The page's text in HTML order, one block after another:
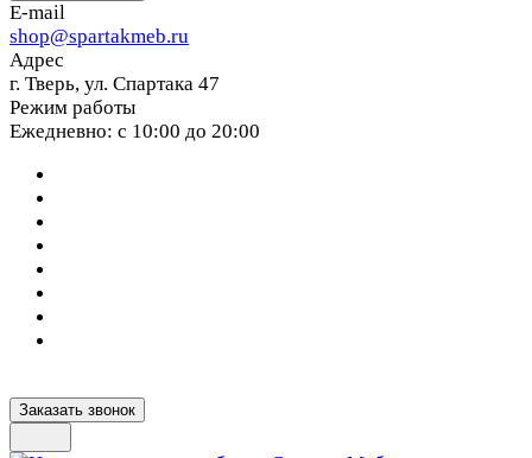
E-mail
shop@spartakmeb.ru
Адрес
г. Тверь, ул. Спартака 47
Режим работы
Ежедневно: с 10:00 до 20:00
Заказать звонок